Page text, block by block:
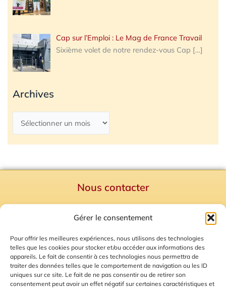
Gérer le consentement
Pour offrir les meilleures expériences, nous utilisons des technologies
telles que les cookies pour stocker et/ou accéder aux informations des
appareils. Le fait de consentir à ces technologies nous permettra de
traiter des données telles que le comportement de navigation ou les ID
uniques sur ce site. Le fait de ne pas consentir ou de retirer son
consentement peut avoir un effet négatif sur certaines caractéristiques et
Cap sur l’Emploi : Le Mag de France Travail
Sixième volet de notre rendez-vous Cap […]
Archives
Nous contacter
Mentions Légales
Plan du site
Gestion des Cookies